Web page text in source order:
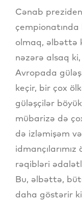
Cənab
olmaq, əlbəttə
nəzərə alsaq
Avropada
keçir, bir çox
güləşçilər
mübarizə də
də izləmişəm
rəqibləri
Bu, əlbəttə,
daha göstərir